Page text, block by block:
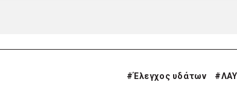
#Έλεγχος υδάτων #